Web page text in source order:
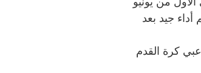
جيد بعد
كرة القدم